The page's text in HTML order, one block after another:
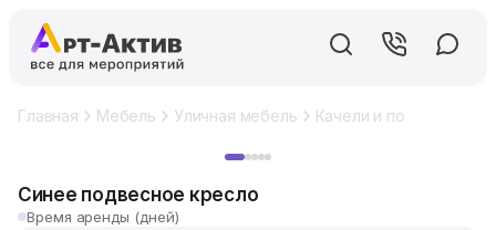
Главная Мебель Уличная мебель Качели и подвесные
Синее подвесное кресло
Время аренды (дней)